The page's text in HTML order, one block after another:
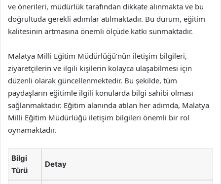
ve önerileri, müdürlük tarafından dikkate alınmakta ve bu
doğrultuda gerekli adımlar atılmaktadır. Bu durum, eğitim
kalitesinin artmasına önemli ölçüde katkı sunmaktadır.
Malatya Milli Eğitim Müdürlüğü’nün iletişim bilgileri,
ziyaretçilerin ve ilgili kişilerin kolayca ulaşabilmesi için
düzenli olarak güncellenmektedir. Bu şekilde, tüm
paydaşların eğitimle ilgili konularda bilgi sahibi olması
sağlanmaktadır. Eğitim alanında atılan her adımda, Malatya
Milli Eğitim Müdürlüğü iletişim bilgileri önemli bir rol
oynamaktadır.
Bilgi
Türü
Detay